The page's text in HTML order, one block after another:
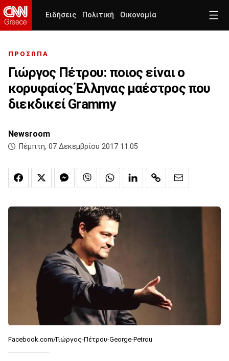
Ειδήσεις Πολιτική Οικονομία
ΠΡΟΣΩΠΑ
Γιώργος Πέτρου: ποιος είναι ο
κορυφαίος Έλληνας μαέστρος που
διεκδικεί Grammy
Newsroom
Πέμπτη, 07 Δεκεμβρίου 2017 11:05
Facebook.com/Γιώργος-Πέτρου-George-Petrou